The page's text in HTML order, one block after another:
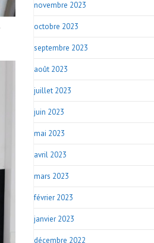
novembre 2023
octobre 2023
septembre 2023
août 2023
juillet 2023
juin 2023
mai 2023
avril 2023
mars 2023
février 2023
janvier 2023
décembre 2022